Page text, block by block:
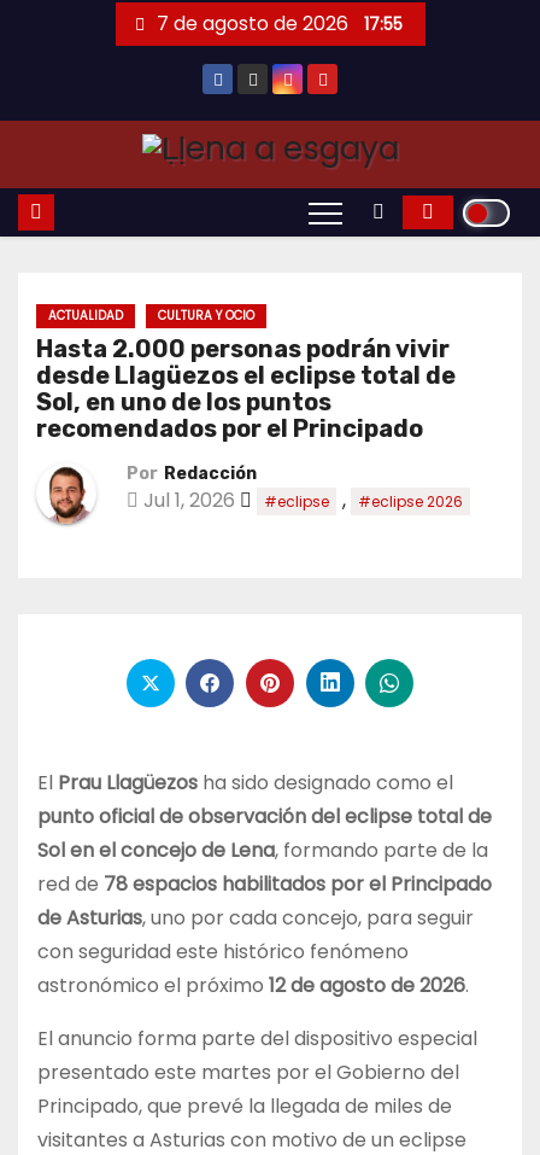
7 de agosto de 2026 17:55
ACTUALIDAD CULTURA Y OCIO
Hasta 2.000 personas podrán vivir
desde Llagüezos el eclipse total de
Sol, en uno de los puntos
recomendados por el Principado
Por Redacción
Jul 1, 2026 #eclipse , #eclipse 2026
El Prau Llagüezos ha sido designado como el
punto oficial de observación del eclipse total de
Sol en el concejo de Lena, formando parte de la
red de 78 espacios habilitados por el Principado
de Asturias, uno por cada concejo, para seguir
con seguridad este histórico fenómeno
astronómico el próximo 12 de agosto de 2026.
El anuncio forma parte del dispositivo especial
presentado este martes por el Gobierno del
Principado, que prevé la llegada de miles de
visitantes a Asturias con motivo de un eclipse